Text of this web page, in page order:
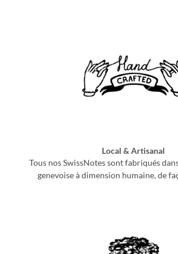
Local & Artisanal
Tous nos SwissNotes sont fabriqués
genevoise à dimension humaine, de